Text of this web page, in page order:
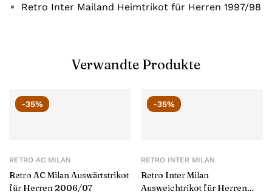
Retro Inter Mailand Heimtrikot für Herren 1997/98
Verwandte Produkte
-35%
RETRO AC MILAN
Retro AC Milan Auswärtstrikot
für Herren 2006/07
-35%
RETRO INTER MILAN
Retro Inter Milan
Ausweichtrikot für Herren